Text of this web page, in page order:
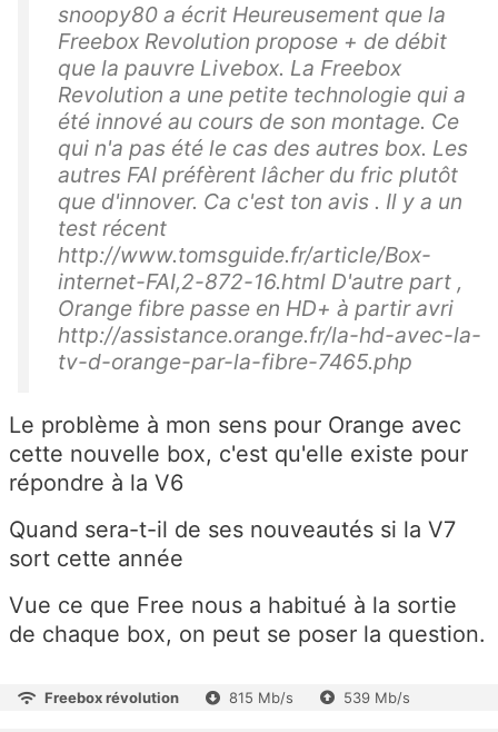
snoopy80 a écrit Heureusement que la
Freebox Revolution propose + de débit
que la pauvre Livebox. La Freebox
Revolution a une petite technologie qui a
été innové au cours de son montage. Ce
qui n'a pas été le cas des autres box. Les
autres FAI préfèrent lâcher du fric plutôt
que d'innover. Ca c'est ton avis . Il y a un
test récent
http://www.tomsguide.fr/article/Box-
internet-FAI,2-872-16.html D'autre part ,
Orange fibre passe en HD+ à partir avri
http://assistance.orange.fr/la-hd-avec-la-
tv-d-orange-par-la-fibre-7465.php
Le problème à mon sens pour Orange avec
cette nouvelle box, c'est qu'elle existe pour
répondre à la V6
Quand sera-t-il de ses nouveautés si la V7
sort cette année
Vue ce que Free nous a habitué à la sortie
de chaque box, on peut se poser la question.
Freebox révolution 815 Mb/s 539 Mb/s